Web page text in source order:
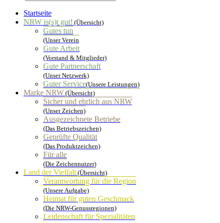
Startseite
NRW is(s)t gut! (Übersicht)
Gutes tun
(Unser Verein
Gute Arbeit
(Vorstand & Mitglieder)
Gute Partnerschaft
(Unser Netzwerk)
Guter Service(Unsere Leistungen)
Marke NRW (Übersicht)
Sicher und ehrlich aus NRW
(Unser Zeichen)
Ausgezeichnete Betriebe
(Das Betriebszeichen)
Geprüfte Qualität
(Das Produktzeichen)
Für alle
(Die Zeichennutzer)
Land der Vielfalt(Übersicht)
Verantwortung für die Region
(Unsere Aufgabe)
Heimat für guten Geschmack
(Die NRW-Genussregionen)
Leidenschaft für Spezialitäten